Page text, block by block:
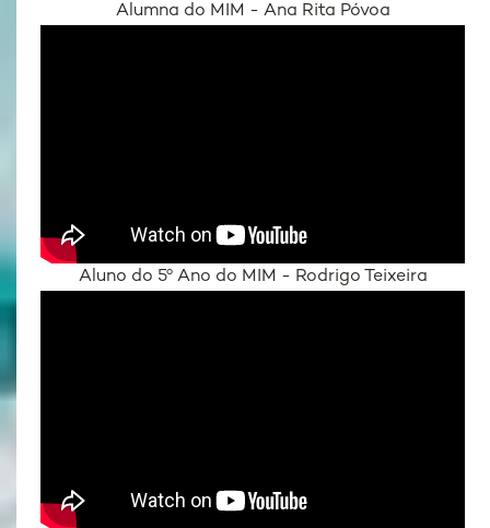
Alumna do MIM - Ana Rita Póvoa
Aluno do 5º Ano do MIM - Rodrigo Teixeira